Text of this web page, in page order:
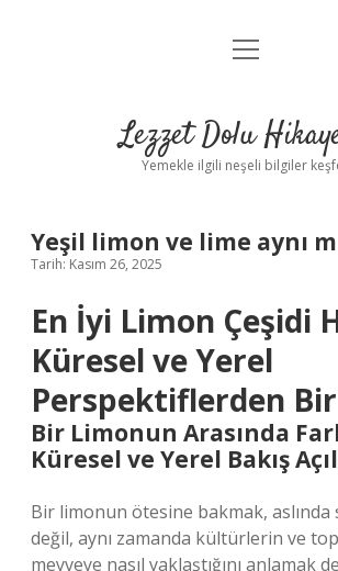
Anasayfa
Yasal Uyarı
menüyü
Lezzet Dolu
Yemekle ilgili neşeli bilgiler
Yeşil limon ve lime aynı
Tarih: Kasım 26, 2025
En İyi Limon Çeşidi
Küresel ve Yerel
Perspektiflerden Bir
Bir Limonun Arasında
Küresel ve Yerel Bakış
Bir limonun ötesine bakmak, aslında
değil, aynı zamanda kültürlerin ve
meyveye nasıl yaklaştığını anlamak